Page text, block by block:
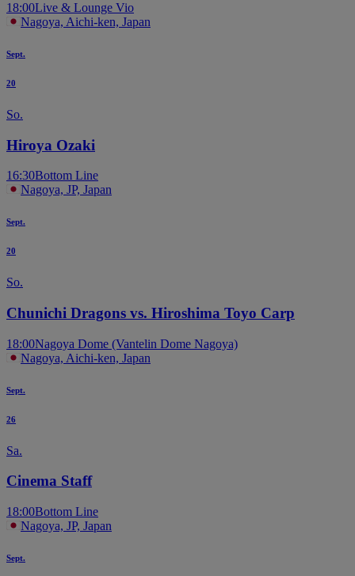
18:00Live & Lounge Vio
Nagoya, Aichi-ken, Japan
Sept.
20
So.
Hiroya Ozaki
16:30Bottom Line
Nagoya, JP, Japan
Sept.
20
So.
Chunichi Dragons vs. Hiroshima Toyo Carp
18:00Nagoya Dome (Vantelin Dome Nagoya)
Nagoya, Aichi-ken, Japan
Sept.
26
Sa.
Cinema Staff
18:00Bottom Line
Nagoya, JP, Japan
Sept.